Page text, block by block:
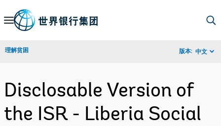
Skip
Navigation
理解贫困 版本: 中文
Disclosable Version of
the ISR - Liberia Social